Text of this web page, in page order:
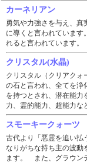
カーネリアン
勇気や力強さを与え、真
に導くと言われていま
れると言われています。
クリスタル(水晶)
クリスタル（クリアクォ
の石と言われ、全てを浄
を持つとされ、潜在能力
力、霊的能力、超能力な
スモーキークォーツ
古代より「悪霊を追い
なりがちな持ち主の波動
ます。 また、グラウン